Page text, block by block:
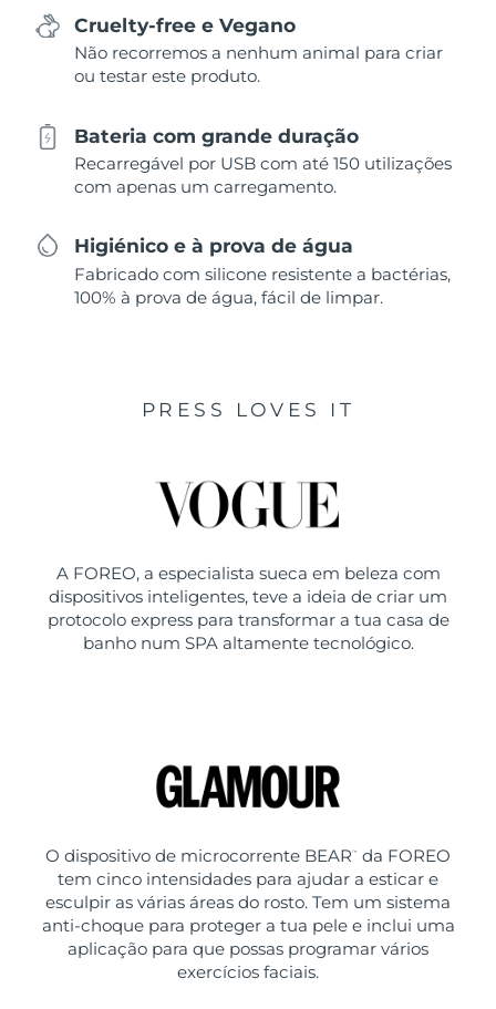
Cruelty-free e Vegano
Não recorremos a nenhum animal para criar
ou testar este produto.
Bateria com grande duração
Recarregável por USB com até 150 utilizações
com apenas um carregamento.
Higiénico e à prova de água
Fabricado com silicone resistente a bactérias,
100% à prova de água, fácil de limpar.
PRESS LOVES IT
A FOREO, a especialista sueca em beleza com
dispositivos inteligentes, teve a ideia de criar um
protocolo express para transformar a tua casa de
banho num SPA altamente tecnológico.
O dispositivo de microcorrente BEAR ™
da FOREO
tem cinco intensidades para ajudar a esticar e
esculpir as várias áreas do rosto. Tem um sistema
anti-choque para proteger a tua pele e inclui uma
aplicação para que possas programar vários
exercícios faciais.